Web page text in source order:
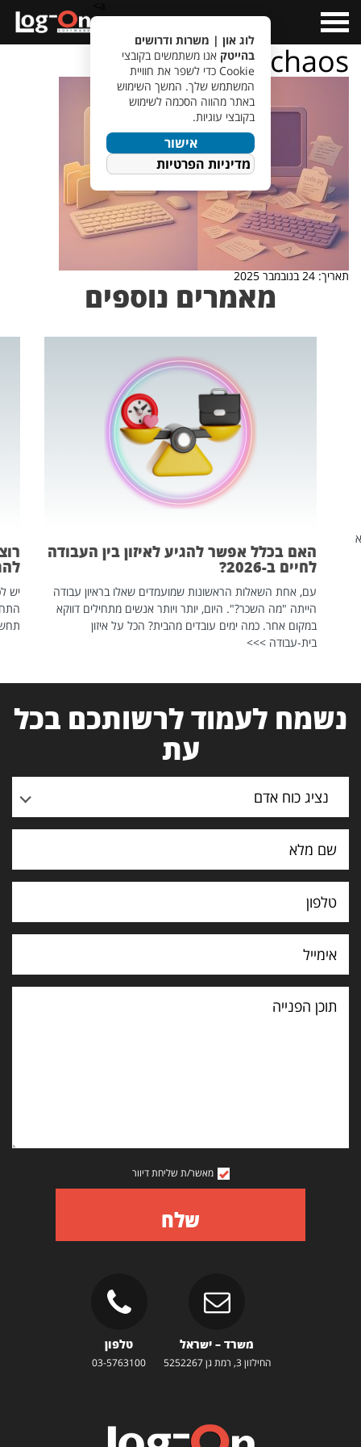
Menu
organize-vs-chaos
תאריך: 24 בנובמבר 2025
מאמרים נוספים
האם בכלל אפשר להגיע לאיזון בין העבודה
לחיים ב-2026?
עם, אחת השאלות הראשונות שמועמדים שאלו בראיון עבודה
הייתה "מה השכר?". היום, יותר ויותר אנשים מתחילים דווקא
במקום אחר. כמה ימים עובדים מהבית? הכל על איזון
בית-עבודה >>>
יש
נשמח לעמוד לרשותכם בכל
עת
נציג כוח אדם
תוכן
הפנייה
מאשר/ת שליחת דיוור
שלח
משרד – ישראל
החילזון 3, רמת גן 5252267
טלפון
03-5763100
לוג און | משרות ודרושים
בהייטק אנו משתמשים בקובצי
Cookie כדי לשפר את חוויית
המשתמש שלך. המשך השימוש
באתר מהווה הסכמה לשימוש
בקובצי עוגיות.
אישור
מדיניות הפרטיות